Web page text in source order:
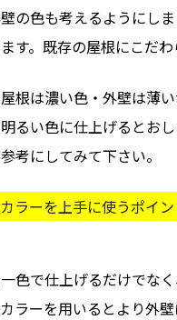
の色も考えるようにし
す。既存の屋根にこだ
根は濃い色・外壁は薄
るい色に仕上げるとお
考にしてみて下さい。
ラーを上手に使うポイン
色で仕上げるだけでな
ラーを用いるとより外